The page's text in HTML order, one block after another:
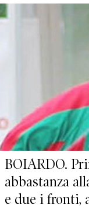
BOIARDO.
abbastanza
e due i fronti,